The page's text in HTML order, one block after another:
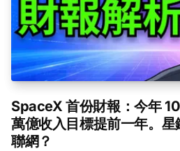
SpaceX 首份財報：今年
萬億收入目標提前一年。
聯網？